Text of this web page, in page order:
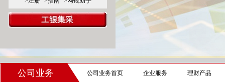
公司业务 公司业务首页 企业服务 理财产品